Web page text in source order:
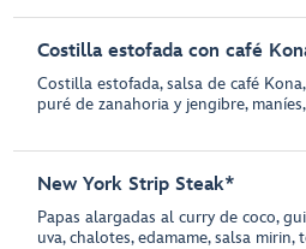
Costilla estofada con café
Costilla estofada, salsa de café
puré de zanahoria y jengibre,
New York Strip Steak*
Papas alargadas al curry de coco,
uva, chalotes, edamame, salsa mirin,